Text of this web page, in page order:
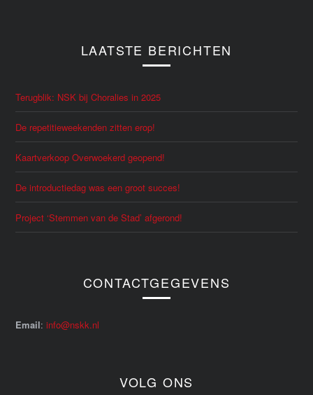
LAATSTE BERICHTEN
Terugblik: NSK bij Choralies in 2025
De repetitieweekenden zitten erop!
Kaartverkoop Overwoekerd geopend!
De introductiedag was een groot succes!
Project ‘Stemmen van de Stad’ afgerond!
CONTACTGEGEVENS
Email:info@nskk.nl
VOLG ONS